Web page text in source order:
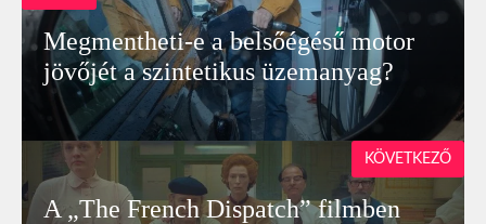
Megmentheti-e a belsőégésű motor
jövőjét a szintetikus üzemanyag?
A „The French Dispatch” filmben
KÖVETKEZŐ